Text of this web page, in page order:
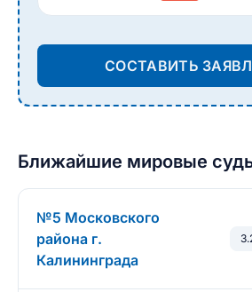
СОСТАВИТЬ
Ближайшие мировые
№5 Московского
района г.
Калининграда